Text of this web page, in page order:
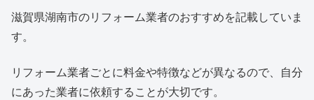
滋賀県湖南市のリフォーム業者のおすすめを記載していま
す。
リフォーム業者ごとに料金や特徴などが異なるので、自分
にあった業者に依頼することが大切です。